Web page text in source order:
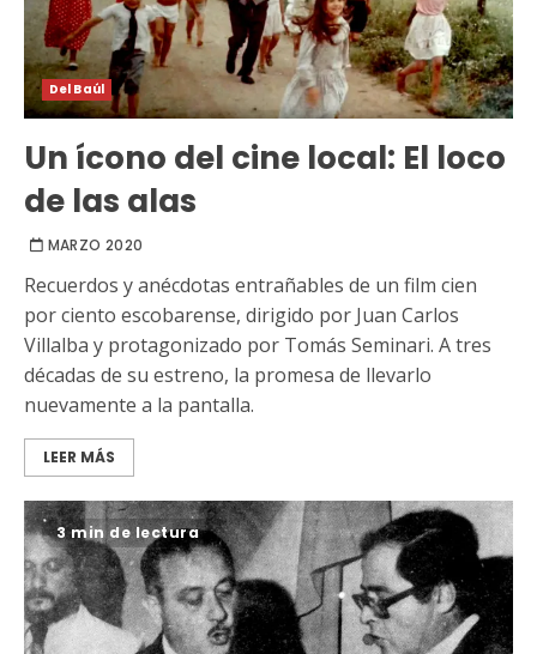
Del Baúl
Un ícono del cine local: El loco
de las alas
MARZO 2020
Recuerdos y anécdotas entrañables de un film cien
por ciento escobarense, dirigido por Juan Carlos
Villalba y protagonizado por Tomás Seminari. A tres
décadas de su estreno, la promesa de llevarlo
nuevamente a la pantalla.
LEER MÁS
3 min de lectura